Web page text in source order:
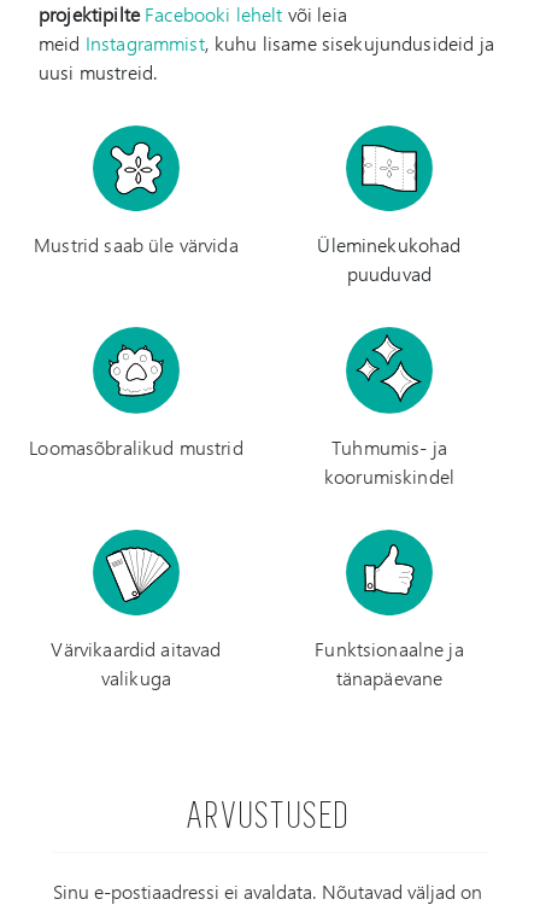
projektipilte Facebooki lehelt või leia
meid Instagrammist, kuhu lisame sisekujundusideid ja
uusi mustreid.
Mustrid saab üle värvida
Üleminekukohad
puuduvad
Loomasõbralikud mustrid
Tuhmumis- ja
koorumiskindel
Värvikaardid aitavad
valikuga
Funktsionaalne ja
tänapäevane
ARVUSTUSED
Sinu e-postiaadressi ei avaldata. Nõutavad väljad on